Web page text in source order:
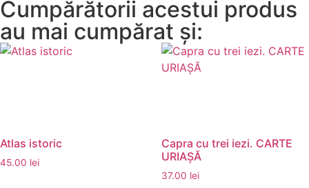
Cumpărătorii acestui produs
au mai cumpărat și:
Atlas istoric
45.00 lei
Capra cu trei iezi. CARTE
URIAȘĂ
37.00 lei